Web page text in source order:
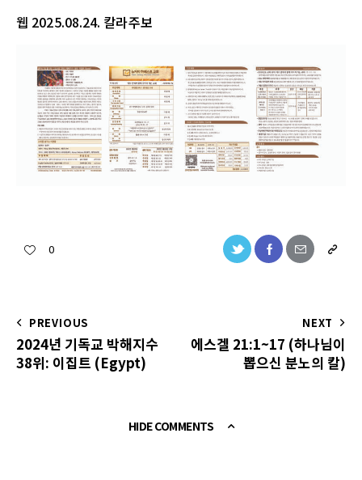
웹 2025.08.24. 칼라주보
0
PREVIOUS
2024년 기독교 박해지수
38위: 이집트 (Egypt)
NEXT
에스겔 21:1~17 (하나님이
뽑으신 분노의 칼)
HIDE COMMENTS